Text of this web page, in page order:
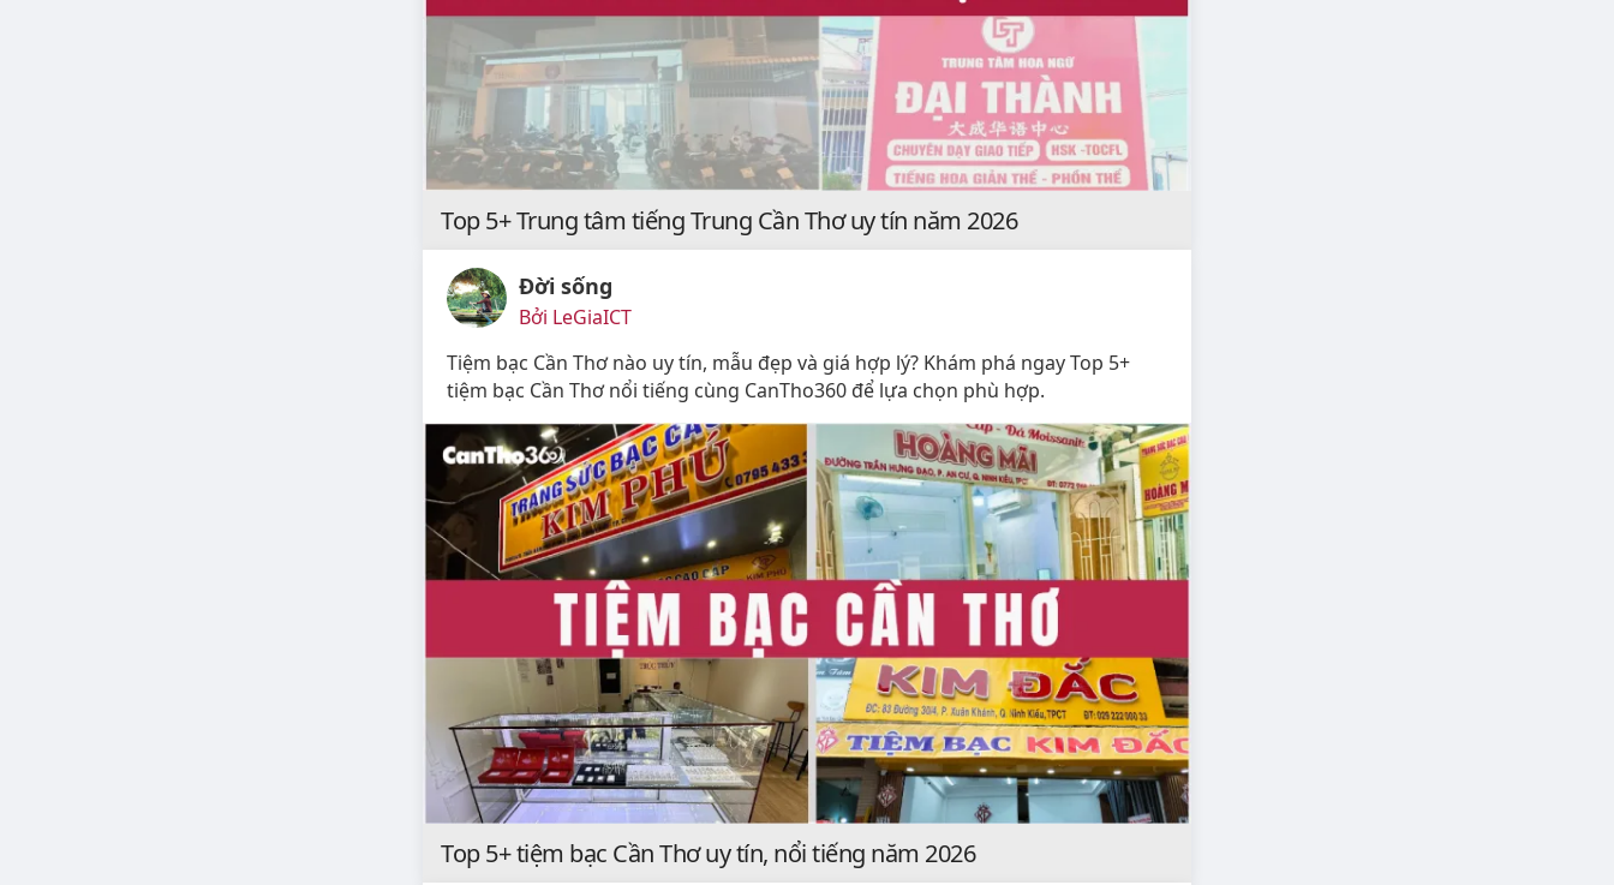
Top 5+ Trung tâm tiếng Trung Cần Thơ uy tín năm 2026
Đời sống
Bởi LeGiaICT
Tiệm bạc Cần Thơ nào uy tín, mẫu đẹp và giá hợp lý? Khám phá ngay Top 5+
tiệm bạc Cần Thơ nổi tiếng cùng CanTho360 để lựa chọn phù hợp.
Top 5+ tiệm bạc Cần Thơ uy tín, nổi tiếng năm 2026